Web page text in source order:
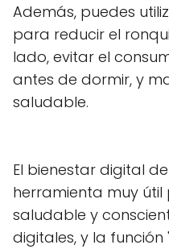
Además, puedes
para reducir el
lado, evitar el
antes de dormir, y
saludable.
El bienestar digital
herramienta muy
saludable y
digitales, y la función